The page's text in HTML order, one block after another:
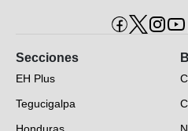
Secciones
EH Plus
Tegucigalpa